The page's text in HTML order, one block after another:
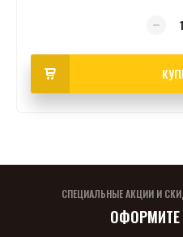
СПЕЦИАЛЬНЫЕ АКЦИИ И